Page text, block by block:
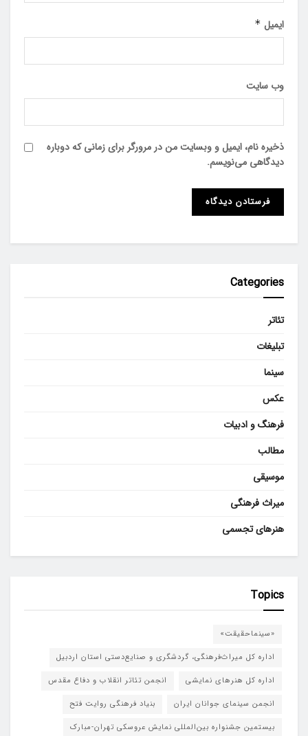
ایمیل *
وب‌ سایت
ذخیره نام، ایمیل و وبسایت من در مرورگر برای زمانی که دوباره
دیدگاهی می‌نویسم.
Categories
تئاتر
تبلیغات
سینما
عکس
فرهنگ و ادبیات
مطالب
موسیقی
میراث فرهنگی
هنرهای تجسمی
Topics
«سینماحقیقت»
اداره کل میراث‌فرهنگی، گردشگری و صنایع‌دستی استان اردبیل
اداره کل هنرهای نمایشی
انجمن تئاتر انقلاب و دفاع مقدس
انجمن سینمای جوانان ایران
بنیاد فرهنگی روایت فتح
بیستمین جشنواره بین‌المللی نمایش عروسکی تهران-مبارک